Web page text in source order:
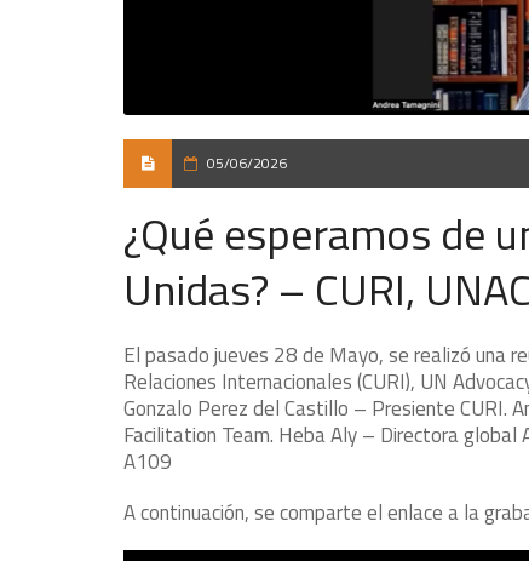
05/06/2026
¿Qué esperamos de
Unidas? – CURI,
El pasado jueves 28 de Mayo, se realizó una
Relaciones Internacionales (CURI), UN
Gonzalo Perez del Castillo – Presiente CURI.
Facilitation Team. Heba Aly – Directora global
A109
A continuación, se comparte el enlace a la